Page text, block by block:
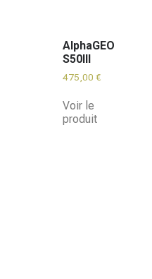
AlphaGEO
S50III
475,00 €
Voir le
produit